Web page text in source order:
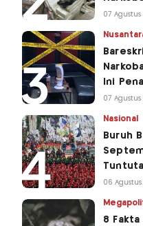
07
Ini
07
Nasional
Buruh
06
8